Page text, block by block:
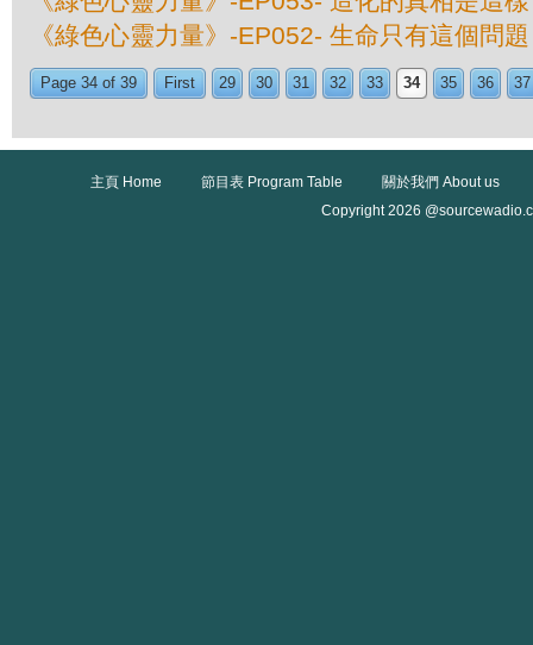
《綠色心靈力量》-EP052- 生命只有這個問題
Page 34 of 39 First 29 30 31 32 33 34 35 36 37
主頁 Home 節目表 Program Table
關於我們 About us
Copyright 2026